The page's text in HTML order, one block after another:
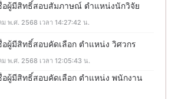
อผู้มีสิทธิ์สอบสัมภาษณ์ ตำแหน่งนักวิจัย
พ.ศ. 2568 เวลา 14:27:42 น.
ผู้มีสิทธิ์สอบคัดเลือก ตำแหน่ง วิศวกร
พ.ศ. 2568 เวลา 12:05:43 น.
อผู้มีสิทธิ์สอบคัดเลือก ตำแหน่ง พนักงาน